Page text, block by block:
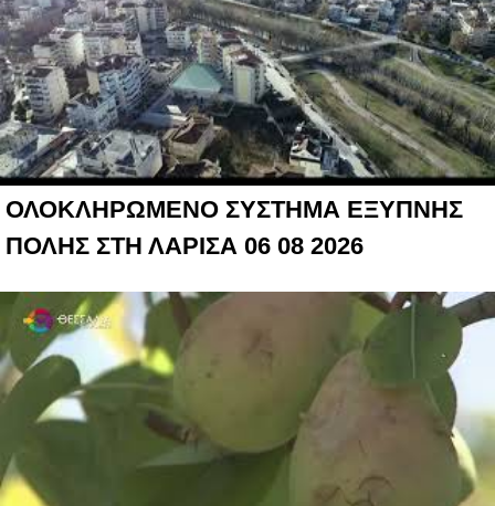
ΟΛΟΚΛΗΡΩΜΕΝΟ ΣΥΣΤΗΜΑ ΕΞΥΠΝΗΣ
ΠΟΛΗΣ ΣΤΗ ΛΑΡΙΣΑ 06 08 2026